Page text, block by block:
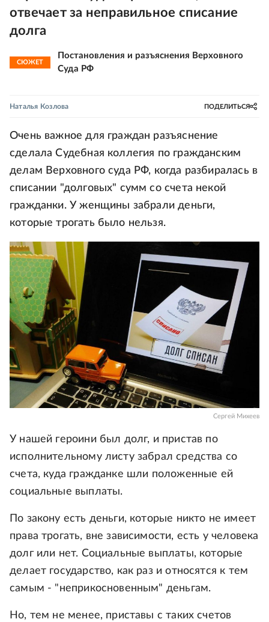
отвечает за неправильное списание
долга
СЮЖЕТ
Постановления и разъяснения Верховного
Суда РФ
Наталья Козлова ПОДЕЛИТЬСЯ
Очень важное для граждан разъяснение
сделала Судебная коллегия по гражданским
делам Верховного суда РФ, когда разбиралась в
списании "долговых" сумм со счета некой
гражданки. У женщины забрали деньги,
которые трогать было нельзя.
Сергей Михеев
У нашей героини был долг, и пристав по
исполнительному листу забрал средства со
счета, куда гражданке шли положенные ей
социальные выплаты.
По закону есть деньги, которые никто не имеет
права трогать, вне зависимости, есть у человека
долг или нет. Социальные выплаты, которые
делает государство, как раз и относятся к тем
самым - "неприкосновенным" деньгам.
Но, тем не менее, приставы с таких счетов